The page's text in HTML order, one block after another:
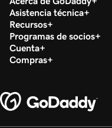
Asistencia técnica
Recursos
Programas de socios
Cuenta
Compras